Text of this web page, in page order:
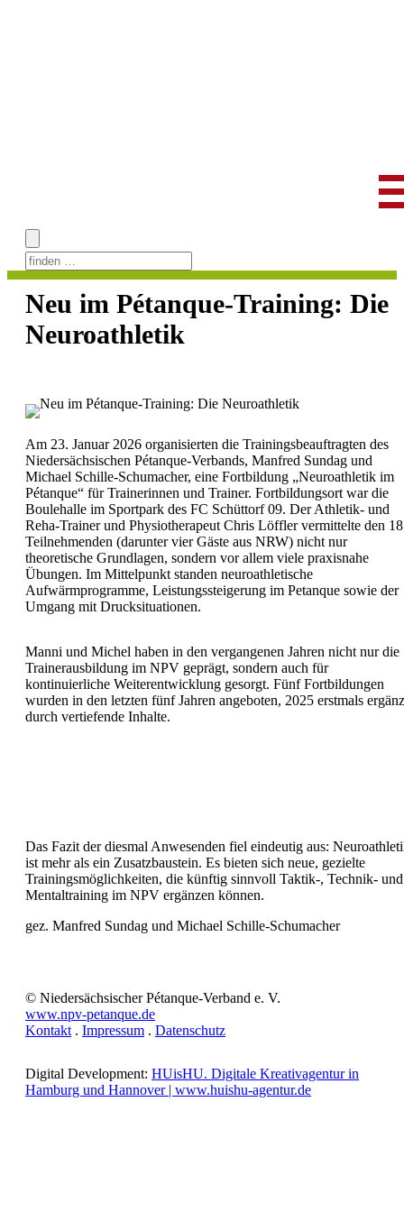
Skip
content
Neu im Pétanque-Training: Die
Neuroathletik
Am 23. Januar 2026 organisierten die Trainingsbeauftragten des
Niedersächsischen Pétanque-Verbands, Manfred Sundag und
Michael Schille-Schumacher, eine Fortbildung „Neuroathletik im
Pétanque“ für Trainerinnen und Trainer. Fortbildungsort war die
Boulehalle im Sportpark des FC Schüttorf 09. Der Athletik- und
Reha-Trainer und Physiotherapeut Chris Löffler vermittelte den 18
Teilnehmenden (darunter vier Gäste aus NRW) nicht nur
theoretische Grundlagen, sondern vor allem viele praxisnahe
Übungen. Im Mittelpunkt standen neuroathletische
Aufwärmprogramme, Leistungssteigerung im Petanque sowie der
Umgang mit Drucksituationen.
Manni und Michel haben in den vergangenen Jahren nicht nur die
Trainerausbildung im NPV geprägt, sondern auch für
kontinuierliche Weiterentwicklung gesorgt. Fünf Fortbildungen
wurden in den letzten fünf Jahren angeboten, 2025 erstmals
durch vertiefende Inhalte.
Das Fazit der diesmal Anwesenden fiel eindeutig aus:
ist mehr als ein Zusatzbaustein. Es bieten sich neue, gezielte
Trainingsmöglichkeiten, die künftig sinnvoll Taktik-, Technik- und
Mentaltraining im NPV ergänzen können.
gez. Manfred Sundag und Michael Schille-Schumacher
© Niedersächsischer Pétanque-Verband e. V.
www.npv-petanque.de
Kontakt . Impressum . Datenschutz
Digital Development: HUisHU. Digitale Kreativagentur in
Hamburg und Hannover | www.huishu-agentur.de